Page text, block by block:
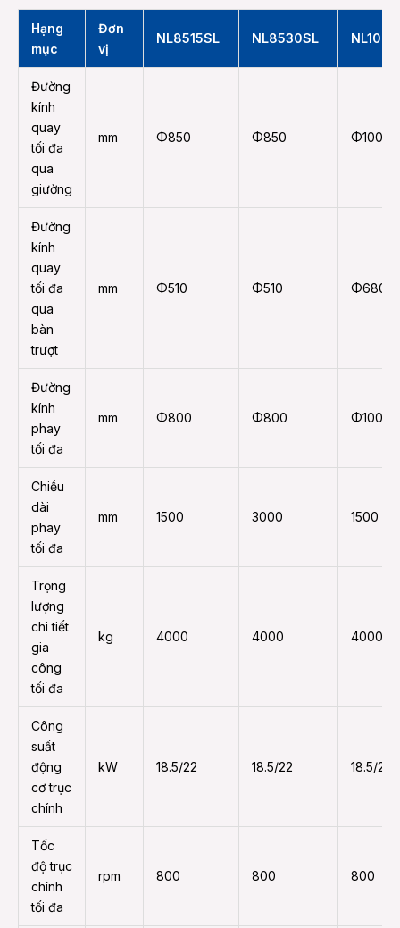
Hạng
mục
Đơn
vị
NL8515SL NL8530SL
Đường
kính
quay
tối đa
qua
giường
mm Φ850 Φ850 Φ1000
Đường
kính
quay
tối đa
qua
bàn
trượt
mm Φ510 Φ510 Φ680
Đường
kính
phay
tối đa
mm Φ800 Φ800 Φ1000
Chiều
dài
phay
tối đa
mm 1500 3000 1500
Trọng
lượng
chi tiết
gia
công
tối đa
kg 4000 4000 4000
Công
suất
động
cơ trục
chính
kW 18.5/22 18.5/22 18.5/22
Tốc
độ trục
chính
tối đa
rpm 800 800 800